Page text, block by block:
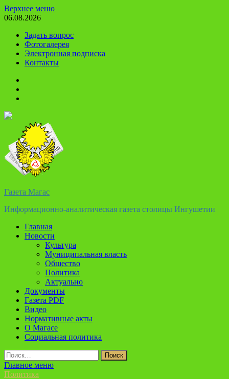
Перейти
к
Верхнее меню
06.08.2026
Задать вопрос
Фотогалерея
Электронная подписка
Контакты
Газета Магас
Информационно-аналитическая газета столицы Ингушетии
Главная
Новости
Культура
Муниципальная власть
Общество
Политика
Актуально
Документы
Газета PDF
Видео
Нормативные акты
О Магасе
Социальная политика
Найти:
Главное меню
Политика